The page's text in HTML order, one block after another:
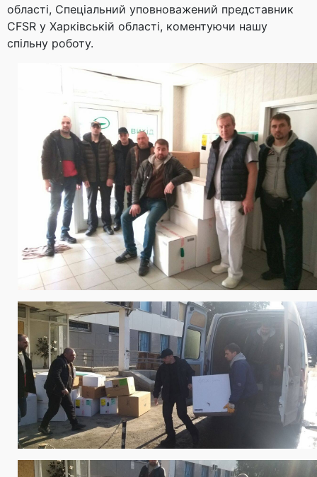
області, Cпеціальний уповноважений представник
CFSR у Харківській області, коментуючи нашу
спільну роботу.